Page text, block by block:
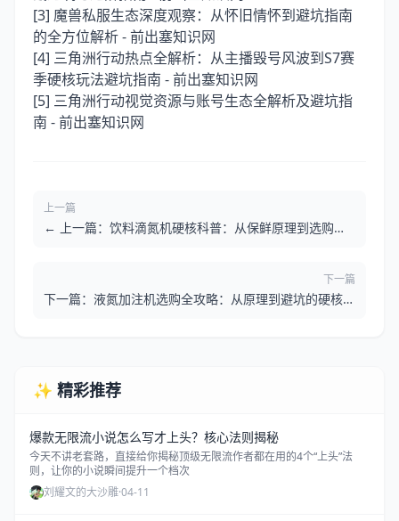
[3] 魔兽私服生态深度观察：从怀旧情怀到避坑指南
的全方位解析 - 前出塞知识网
[4] 三角洲行动热点全解析：从主播毁号风波到S7赛
季硬核玩法避坑指南 - 前出塞知识网
[5] 三角洲行动视觉资源与账号生态全解析及避坑指
南 - 前出塞知识网
上一篇
← 上一篇：饮料滴氮机硬核科普：从保鲜原理到选购避
下一篇
下一篇：液氮加注机选购全攻略：从原理到避坑的硬核科
✨ 精彩推荐
爆款无限流小说怎么写才上头？核心法则揭秘
今天不讲老套路，直接给你揭秘顶级无限流作者都在用的4个“上头”法
则，让你的小说瞬间提升一个档次
刘耀文的大沙雕·04-11